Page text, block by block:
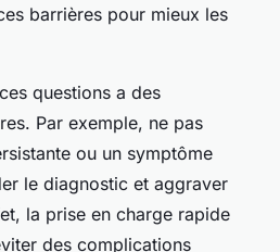
barrières pour mieux les
questions a des
Par exemple, ne pas
ou un symptôme
le diagnostic et aggraver
la prise en charge rapide
des complications